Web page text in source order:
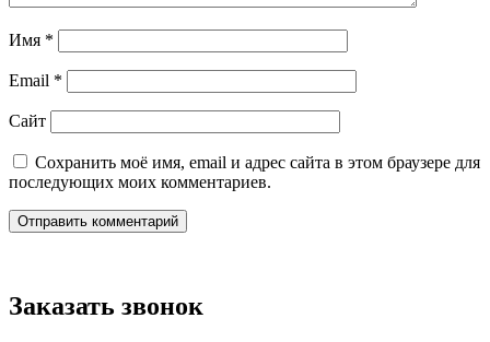
Имя *
Email *
Сайт
Сохранить моё имя, email и адрес сайта в этом браузере для
последующих моих комментариев.
Заказать звонок